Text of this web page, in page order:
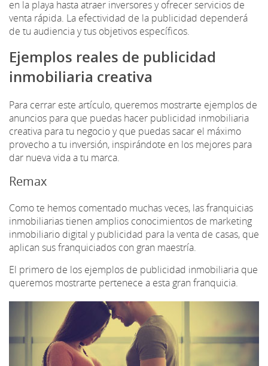
en la playa hasta atraer inversores y ofrecer servicios de
venta rápida. La efectividad de la publicidad dependerá
de tu audiencia y tus objetivos específicos.
Ejemplos reales de publicidad
inmobiliaria creativa
Para cerrar este artículo, queremos mostrarte ejemplos de
anuncios para que puedas hacer publicidad inmobiliaria
creativa para tu negocio y que puedas sacar el máximo
provecho a tu inversión, inspirándote en los mejores para
dar nueva vida a tu marca.
Remax
Como te hemos comentado muchas veces, las franquicias
inmobiliarias tienen amplios conocimientos de marketing
inmobiliario digital y publicidad para la venta de casas, que
aplican sus franquiciados con gran maestría.
El primero de los ejemplos de publicidad inmobiliaria que
queremos mostrarte pertenece a esta gran franquicia.